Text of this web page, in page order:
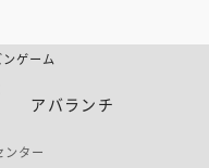
アバランチ
ゲーム
ンター